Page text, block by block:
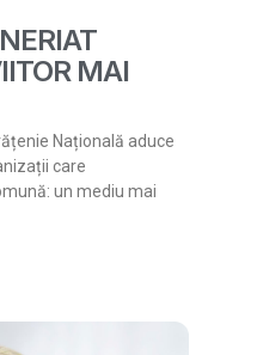
MAI
Națională aduce
care
un mediu mai